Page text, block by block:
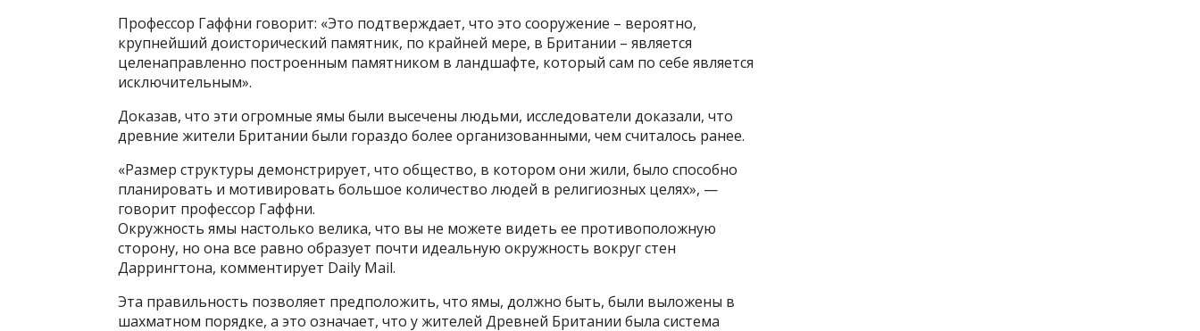
Профессор Гаффни говорит: «Это подтверждает, что это сооружение – вероятно,
крупнейший доисторический памятник, по крайней мере, в Британии – является
целенаправленно построенным памятником в ландшафте, который сам по себе является
исключительным».
Доказав, что эти огромные ямы были высечены людьми, исследователи доказали, что
древние жители Британии были гораздо более организованными, чем считалось ранее.
«Размер структуры демонстрирует, что общество, в котором они жили, было способно
планировать и мотивировать большое количество людей в религиозных целях», —
говорит профессор Гаффни.
Окружность ямы настолько велика, что вы не можете видеть ее противоположную
сторону, но она все равно образует почти идеальную окружность вокруг стен
Даррингтона, комментирует Daily Mail.
Эта правильность позволяет предположить, что ямы, должно быть, были выложены в
шахматном порядке, а это означает, что у жителей Древней Британии была система